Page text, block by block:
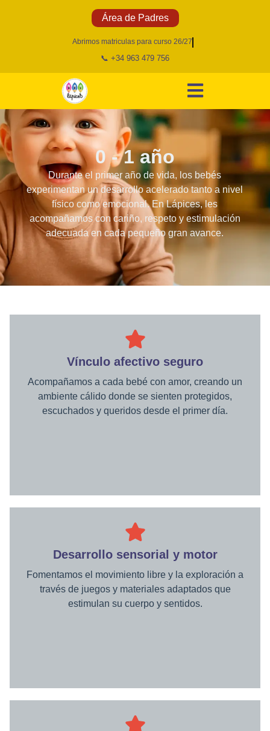
Área de Padres
Abrimos matriculas para curso 26/27
📞 +34 963 479 756
0 - 1 año
Durante el primer año de vida, los bebés
experimentan un desarrollo acelerado tanto a nivel
físico como emocional. En Lápices, les
acompañamos con cariño, respeto y estimulación
adecuada en cada pequeño gran avance.
Vínculo afectivo seguro
Acompañamos a cada bebé con amor, creando un
ambiente cálido donde se sienten protegidos,
escuchados y queridos desde el primer día.
Desarrollo sensorial y motor
Fomentamos el movimiento libre y la exploración a
través de juegos y materiales adaptados que
estimulan su cuerpo y sentidos.